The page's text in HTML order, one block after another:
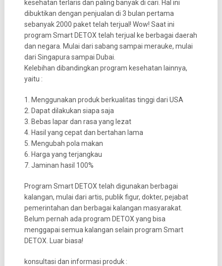
kesehatan terlaris dan paling banyak di cari. Hal ini
dibuktikan dengan penjualan di 3 bulan pertama
sebanyak 2000 paket telah terjual! Wow! Saat ini
program Smart DETOX telah terjual ke berbagai daerah
dan negara. Mulai dari sabang sampai merauke, mulai
dari Singapura sampai Dubai.
Kelebihan dibandingkan program kesehatan lainnya,
yaitu :
1. Menggunakan produk berkualitas tinggi dari USA
2. Dapat dilakukan siapa saja
3. Bebas lapar dan rasa yang lezat
4. Hasil yang cepat dan bertahan lama
5. Mengubah pola makan
6. Harga yang terjangkau
7. Jaminan hasil 100%
Program Smart DETOX telah digunakan berbagai
kalangan, mulai dari artis, publik figur, dokter, pejabat
pemerintahan dan berbagai kalangan masyarakat.
Belum pernah ada program DETOX yang bisa
menggapai semua kalangan selain program Smart
DETOX. Luar biasa!
konsultasi dan informasi produk :